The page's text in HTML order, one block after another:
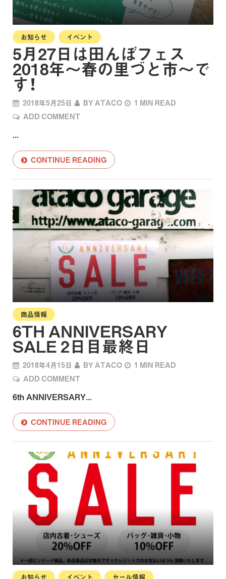
お知らせ イベント
5月27日は田んぼフェス
2018年～春の里づと市～で
す！
2018年5月25日 BY ATACO
1 MIN READ
ADD COMMENT
...
CONTINUE READING
商品情報
6TH ANNIVERSARY
SALE 2日目最終日
2018年4月15日 BY ATACO
1 MIN READ
ADD COMMENT
6th ANNIVERSARY...
CONTINUE READING
お知らせ イベント セール情報